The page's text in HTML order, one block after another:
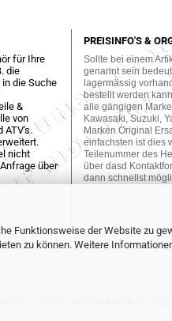
Funktionsweise der Website zu
zu können. Weitere
für Ihre
die
die Suche
&
von
ATV's.
nicht
über
PREISINFO'S &
Sollte bei einem
genannt sein
lagermässig
bestellt werden
alle gängigen
Kawasaki, Suzuki,
Marken Original
einfachsten ist dies
Teilenummer des
über dasd
dann schnellst